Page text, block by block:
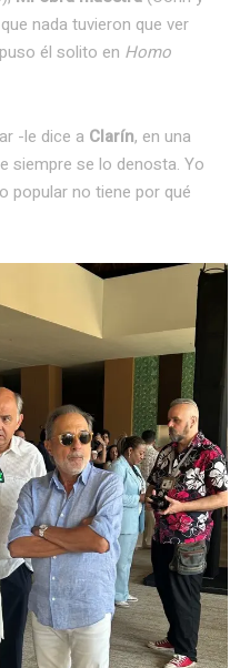
nada tuvieron que ver
él solito en Homo
-le dice a Clarín, en una
siempre se lo denosta. Yo
popular no tiene por qué